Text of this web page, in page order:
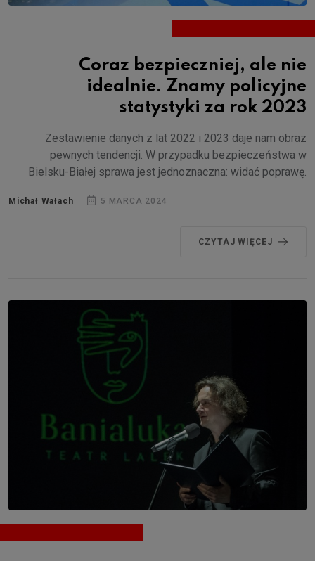
Coraz bezpieczniej, ale nie
idealnie. Znamy policyjne
statystyki za rok 2023
Zestawienie danych z lat 2022 i 2023 daje nam obraz
pewnych tendencji. W przypadku bezpieczeństwa w
Bielsku-Białej sprawa jest jednoznaczna: widać poprawę.
Michał Wałach 5 MARCA 2024
CZYTAJ WIĘCEJ